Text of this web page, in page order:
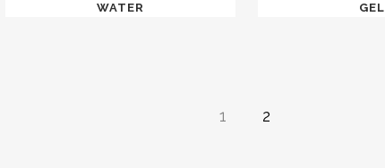
WATER
GEL
1 2